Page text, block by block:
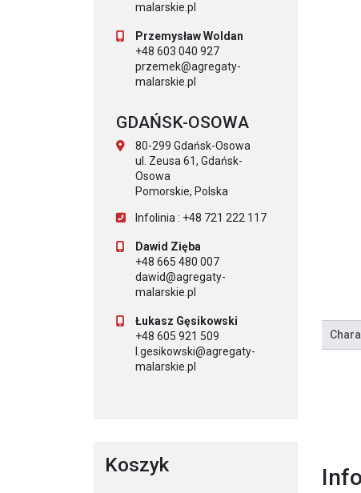
malarskie.pl
Przemysław Woldan
+48 603 040 927
przemek@agregaty-
malarskie.pl
GDAŃSK-OSOWA
80-299 Gdańsk-Osowa
ul. Zeusa 61, Gdańsk-
Osowa
Pomorskie, Polska
Infolinia : +48 721 222 117
Dawid Zięba
+48 665 480 007
dawid@agregaty-
malarskie.pl
Łukasz Gęsikowski
+48 605 921 509
l.gesikowski@agregaty-
malarskie.pl
Koszyk